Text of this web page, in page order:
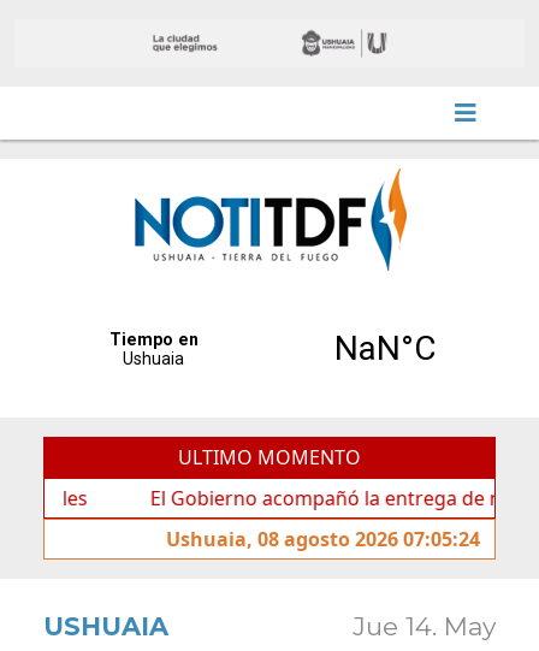
ULTIMO MOMENTO
El Gobierno acompañó la entrega de nueva
Ushuaia, 08 agosto 2026 07:05:24
USHUAIA Jue 14. May